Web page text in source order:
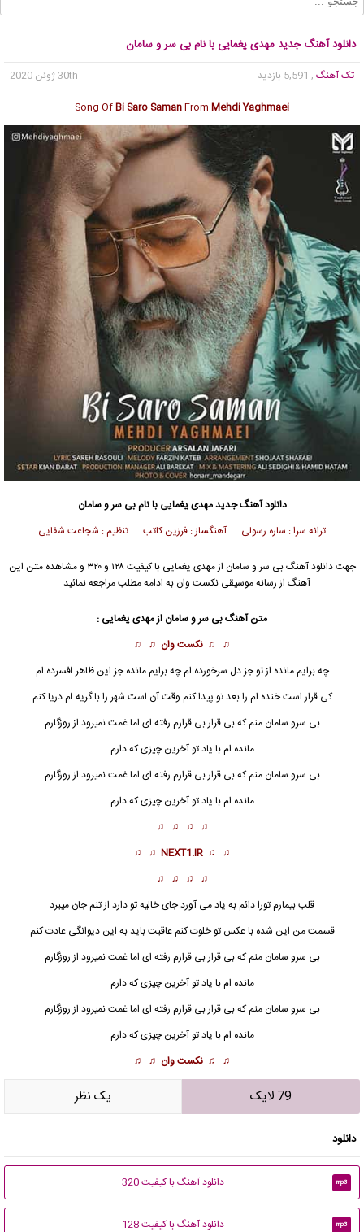
دانلود آهنگ جدید مهدی یغمایی با نام بی سر و سامان
تک آهنگ , 5,591 بازدید
30th ژوئن 2020
Song OfBi Saro SamanFrom Mehdi Yaghmaei
دانلود آهنگ جدیدمهدی یغمایی با نام بی سر و سامان
ترانه سرا : ساره رسولی آهنگساز : فرزین کاتب تنظیم : شجاعت شفایی
جهت دانلود آهنگ بی سر و سامان ازمهدی یغمایی
با کیفیت ۱۲۸ و ۳۲۰ و مشاهده متن این
آهنگ از رسانه موسیقی نکست وان به ادامه مطلب مراجعه نمائید …
متن آهنگبی سر و سامان ازمهدی یغمایی :
♫ ♫ نکست وان ♫ ♫
چه برایم مانده از تو جز دل سرخورده ام چه برایم مانده جز این ظاهر افسرده ام
کی قرار است خنده ام را بعد تو پیدا کنم وقت آن است شهر را با گریه ام دریا کنم
بی سرو سامان منم که بی قرار بی قرارم رفته ای اما غمت نمیرود از روزگارم
مانده ام با یاد تو آخرین چیزی که دارم
بی سرو سامان منم که بی قرار بی قرارم رفته ای اما غمت نمیرود از روزگارم
مانده ام با یاد تو آخرین چیزی که دارم
♫ ♫ ♫ ♫
♫ ♫
NEXT1.IR
♫ ♫
♫ ♫ ♫ ♫
قلب بیمارم تورا دائم به یاد می آورد جای خالیه تو دارد از تنم جان میبرد
قسمت من این شده با عکس تو خلوت کنم عاقبت باید به این دیوانگی عادت کنم
بی سرو سامان منم که بی قرار بی قرارم رفته ای اما غمت نمیرود از روزگارم
مانده ام با یاد تو آخرین چیزی که دارم
بی سرو سامان منم که بی قرار بی قرارم رفته ای اما غمت نمیرود از روزگارم
مانده ام با یاد تو آخرین چیزی که دارم
♫ ♫ نکست وان ♫ ♫
79 لایک يک نظر
دانلود
mp3 دانلود آهنگ با کیفیت 320
mp3 دانلود آهنگ با کیفیت 128